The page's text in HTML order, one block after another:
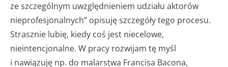
ze szczególnym uwzględnieniem udziału aktorów
nieprofesjonalnych” opisuję szczegóły tego procesu.
Strasznie lubię, kiedy coś jest niecelowe,
nieintencjonalne. W pracy rozwijam tę myśl
i nawiązuję np. do malarstwa Francisa Bacona,